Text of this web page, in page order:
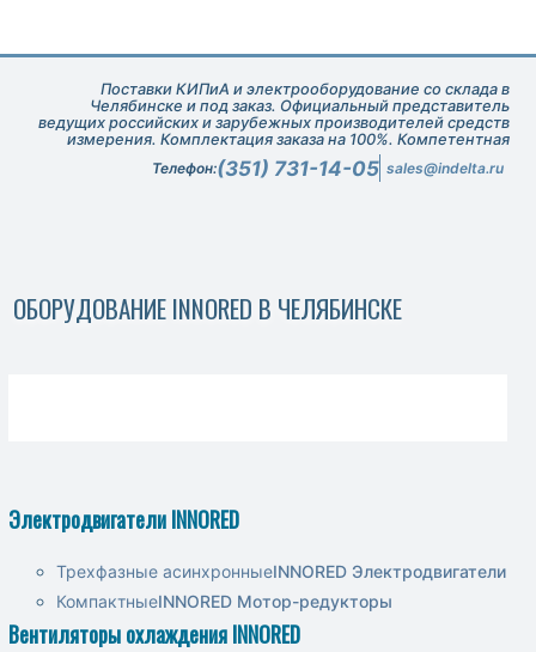
Поставки КИПиА и электрооборудование со склада в
Челябинске и под заказ. Официальный представитель
ведущих российских и зарубежных производителей средств
измерения. Комплектация заказа на 100%. Компетентная
техническая поддержка при подборе оборудования.
Телефон:(351) 731-14-05 sales@indelta.ru
ОБОРУДОВАНИЕ INNORED В ЧЕЛЯБИНСКЕ
Электродвигатели INNORED
Трехфазные асинхронныеINNORED Электродвигатели
КомпактныеINNORED Мотор-редукторы
Вентиляторы охлаждения INNORED